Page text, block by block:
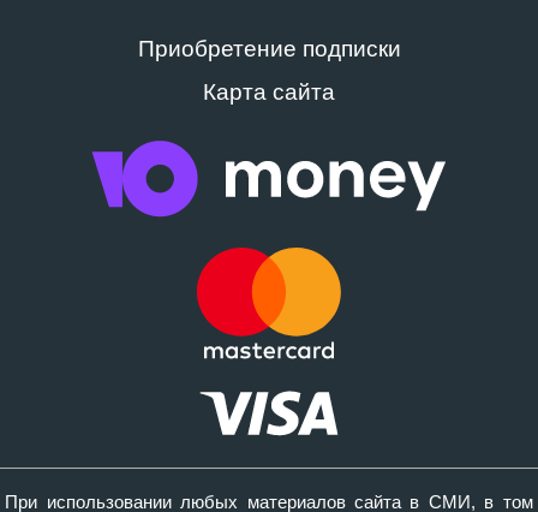
Приобретение подписки
Карта сайта
При использовании любых материалов сайта в СМИ, в том